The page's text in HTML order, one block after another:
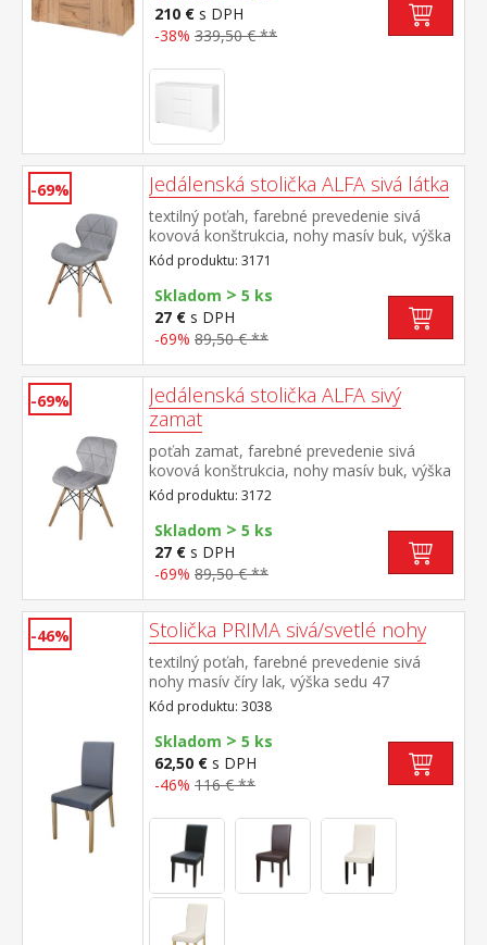
210 € s DPH
-38% 339,50 € **
-69% Jedálenská stolička ALFA sivá látka
textilný poťah, farebné prevedenie sivá
kovová konštrukcia, nohy masív buk, výška
sedu 46 cm
Kód produktu: 3171
Skladom > 5 ks
27 € s DPH
-69% 89,50 € **
-69%
Jedálenská stolička ALFA sivý
zamat
poťah zamat, farebné prevedenie sivá
kovová konštrukcia, nohy masív buk, výška
sedu 46 cm
Kód produktu: 3172
Skladom > 5 ks
27 € s DPH
-69% 89,50 € **
-46% Stolička PRIMA sivá/svetlé nohy
textilný poťah, farebné prevedenie sivá
nohy masív číry lak, výška sedu 47
cm odporúčaná nosnosť do 120 kg
Kód produktu: 3038
Skladom > 5 ks
62,50 € s DPH
-46% 116 € **